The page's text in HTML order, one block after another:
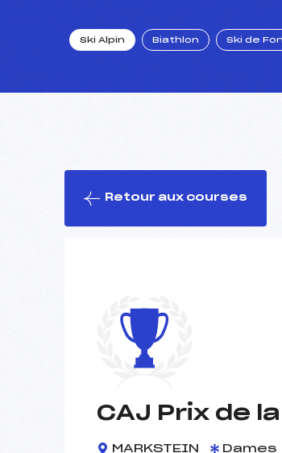
Ski Alpin Biathlon Ski de
Retour aux courses
CAJ Prix de
MARKSTEIN Dames